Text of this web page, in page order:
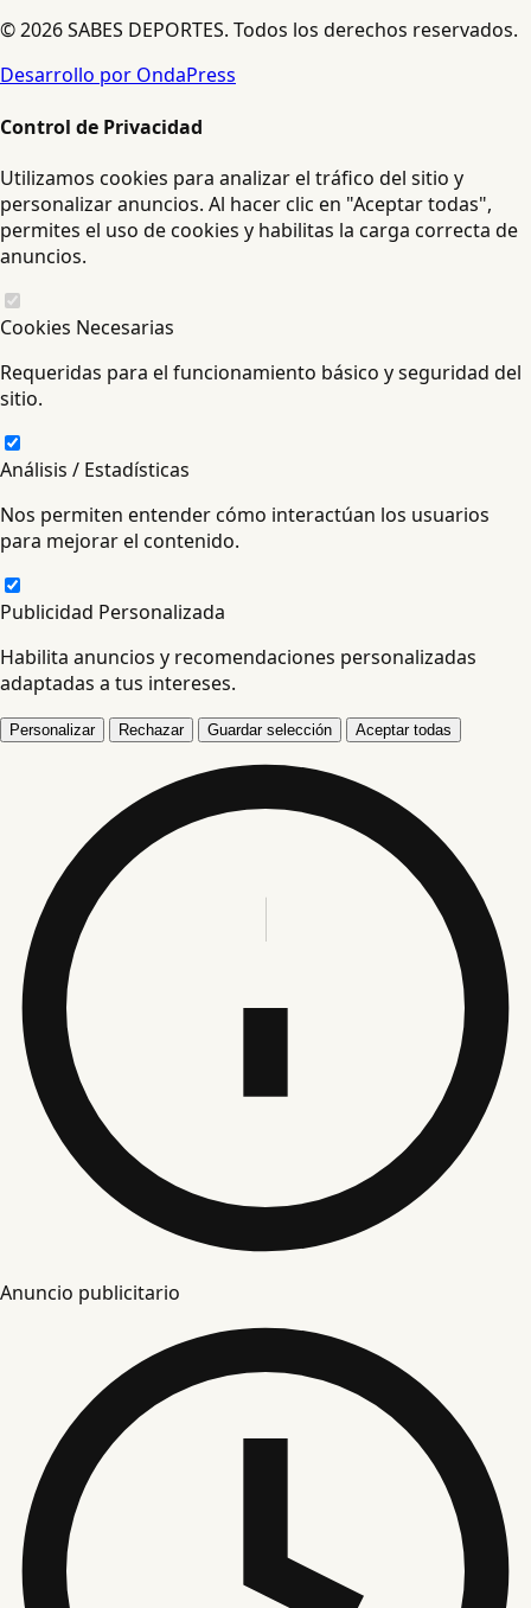
© 2026 SABES DEPORTES. Todos los derechos reservados.
Desarrollo por OndaPress
Control de Privacidad
Utilizamos cookies para analizar el tráfico del sitio y
personalizar anuncios. Al hacer clic en "Aceptar todas",
permites el uso de cookies y habilitas la carga correcta de
anuncios.
Cookies Necesarias
Requeridas para el funcionamiento básico y seguridad del
sitio.
Análisis / Estadísticas
Nos permiten entender cómo interactúan los usuarios
para mejorar el contenido.
Publicidad Personalizada
Habilita anuncios y recomendaciones personalizadas
adaptadas a tus intereses.
Personalizar Rechazar Guardar selección Aceptar todas
Anuncio publicitario